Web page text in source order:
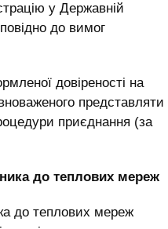
у Державній
до вимог
довіреності на
представляти
приєднання (за
до теплових мереж
до теплових мереж